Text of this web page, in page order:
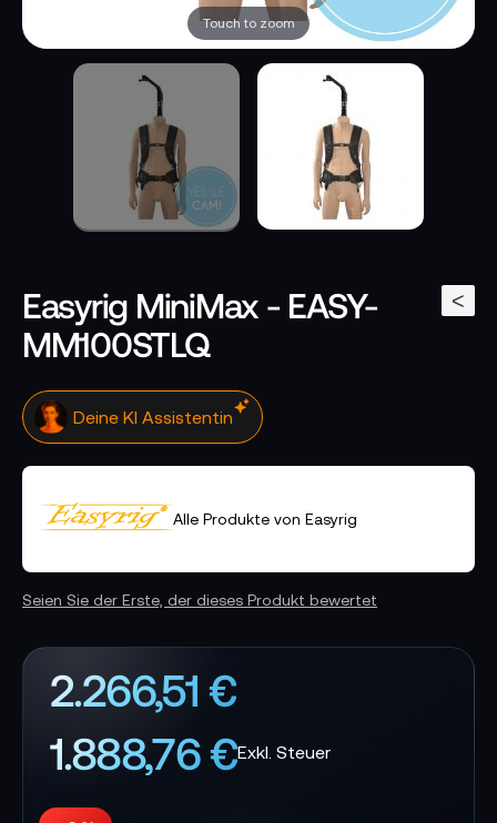
Touch to zoom
<
Easyrig MiniMax - EASY-
MM100STLQ
Klicke hier. Ich antworte sofort
Alle Produkte von Easyrig
Seien Sie der Erste, der dieses Produkt bewertet
2.266,51 €
1.888,76 €